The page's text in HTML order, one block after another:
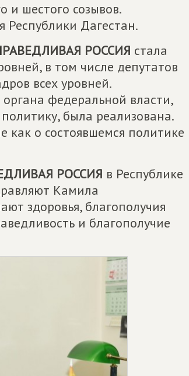
и шестого созывов.
Республики Дагестан.
РОССИЯ стала
в том числе депутатов
всех уровней.
федеральной власти,
была реализована.
как о состоявшемся политике
РОССИЯ в Республике
Камила
здоровья, благополучия
и благополучие